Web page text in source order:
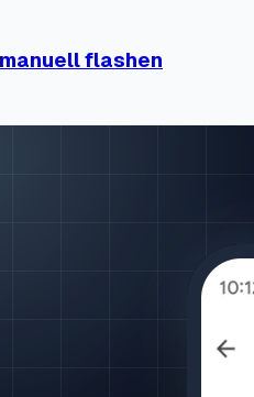
flashen